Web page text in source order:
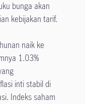
bunga akan
kebijakan tarif.
naik ke
1.03%
inti stabil di
Indeks saham